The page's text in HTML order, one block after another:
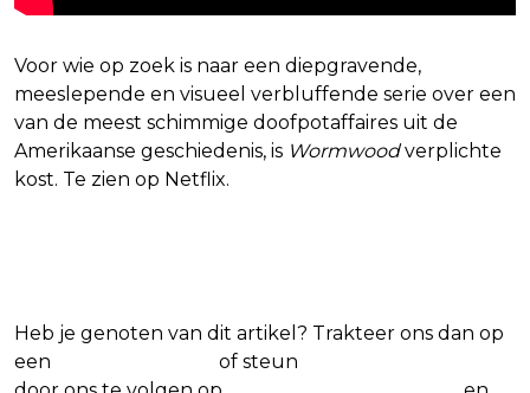
Voor wie op zoek is naar een diepgravende,
meeslepende en visueel verbluffende serie over een
van de meest schimmige doofpotaffaires uit de
Amerikaanse geschiedenis, is Wormwoodverplichte
kost. Te zien op Netflix.
Heb je genoten van dit artikel? Trakteer ons dan op
een
of steun